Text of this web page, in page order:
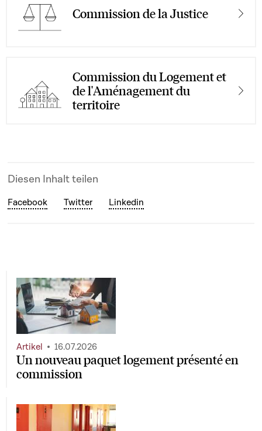
Commission de la Justice
Commission du Logement et
de l'Aménagement du
territoire
Diesen Inhalt teilen
Facebook Twitter Linkedin
Un nouveau paquet logement présenté en
commission
Artikel 16.07.2026